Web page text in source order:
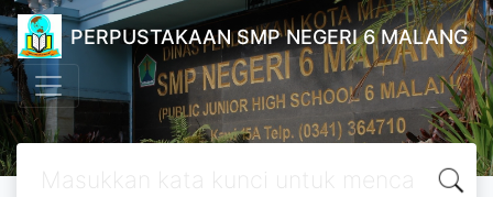
PERPUSTAKAAN SMP NEGERI 6 MALANG